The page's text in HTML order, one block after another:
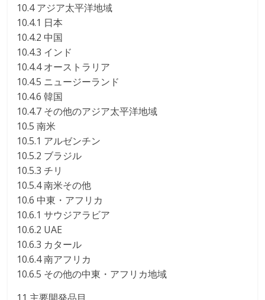
10.4 アジア太平洋地域
10.4.1 日本
10.4.2 中国
10.4.3 インド
10.4.4 オーストラリア
10.4.5 ニュージーランド
10.4.6 韓国
10.4.7 その他のアジア太平洋地域
10.5 南米
10.5.1 アルゼンチン
10.5.2 ブラジル
10.5.3 チリ
10.5.4 南米その他
10.6 中東・アフリカ
10.6.1 サウジアラビア
10.6.2 UAE
10.6.3 カタール
10.6.4 南アフリカ
10.6.5 その他の中東・アフリカ地域